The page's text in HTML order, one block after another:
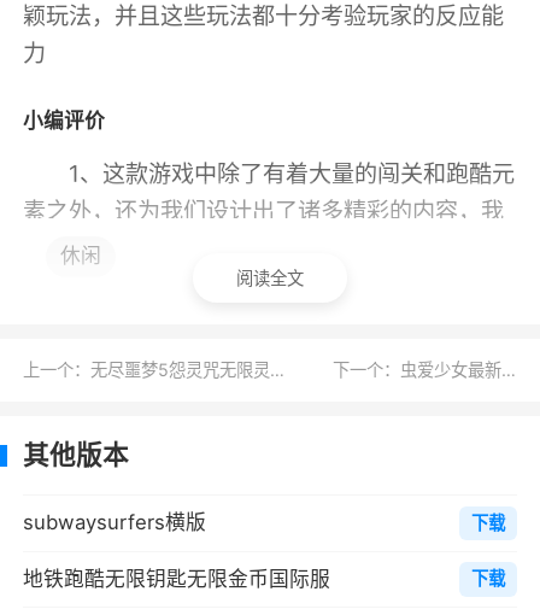
颖玩法，并且这些玩法都十分考验玩家的反应能
力
小编评价
1、这款游戏中除了有着大量的闯关和跑酷元
素之外，还为我们设计出了诸多精彩的内容，我
们在游戏的过程中可以利用金币来购买各种装备
和道具，这些都会让我们的实力有着一定程度的
2、好玩，但道具赛和分数赛有很外挂，比
了，这还让我们玩个啥？还有道具赛免疫道具免
这是外挂的话，那官方请尽快管一下他们那种外
挂的人，如果是bug就快点修复吧。但是也很不
错了，希望继续改进加一点新模式。比如最近上
休闲
阅读全文
上一个：无尽噩梦5怨灵咒无限灵魂内丹版 下一个：虫爱少女最新汉化版
其他版本
subwaysurfers横版 下载
地铁跑酷无限钥匙无限金币国际服 下载